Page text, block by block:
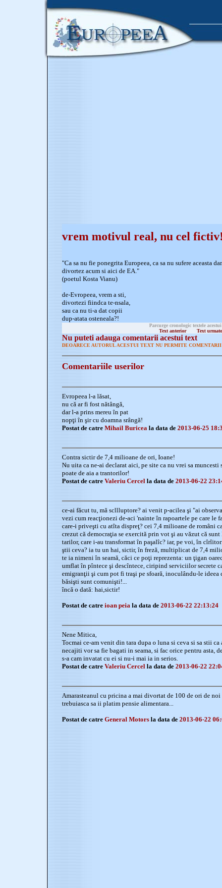
vrem motivul real, nu cel
"Ca sa nu fie ponegrita Europeea, ca sa nu sufere aceasta
divortez acum si aici de EA."
(poetul Kosta Vianu)
de-Evropeea, vrem a sti,
divortezi fiindca te-nsala,
sau ca nu ti-a dat copii
dup-atata osteneala?!
Parcurge cronologic textele
Text anterior
Text
Nu puteti adauga comentarii acestui text
DEOARECE AUTORUL ACESTUI TEXT NU PERMITE
Comentariile userilor
Evropeea l-a lăsat,
nu că ar fi fost nătângă,
dar l-a prins mereu în pat
nopţi în şir cu doamna srângă!
Postat de catre Mihail Buricea la data de 2013-06-25
Contra sictir de 7,4 milioane de ori, Ioane!
Nu uita ca ne-ai declarat aici, pe site ca nu vrei sa
poate de aia a trantorilor!
Postat de catre Valeriu Cercel la data de 2013-06-22
ce-ai făcut tu, mă scllluptore? ai venit p-acilea şi "ai
vezi cum reacţionezi de-aci 'nainte în rapoartele pe care le
care-i priveşti cu atîta dispreţ? cei 7,4 milioane de români
crezut că democraţia se exercită prin vot şi au văzut că
tarilor, care i-au transformat în paşalîc? iar, pe voi, în
ştii ceva? ia tu un hai, sictir, în freză, multiplicat de 7,4
te ia nimeni în seamă, căci ce poţi reprezenta: un ţigan
umflat în pîntece şi descîntece, ciripind serviciilor secrete
emigranţii şi cum pot fi traşi pe sfoară, inoculându-le ideea
băsişti sunt comunişti!...
încă o dată: hai,sictir!
Postat de catre ioan peia la data de 2013-06-22 22:13:24
Nene Mitica,
Tocmai ce-am venit din tara dupa o luna si ceva si sa stii ca
necajiti vor sa fie bagati in seama, si fac orice pentru asta,
s-a cam invatat cu ei si nu-i mai ia in serios.
Postat de catre Valeriu Cercel la data de 2013-06-22
Amarasteanul cu pricina a mai divortat de 100 de ori de noi
trebuiasca sa ii platim pensie alimentara...
Postat de catre General Motors la data de 2013-06-22